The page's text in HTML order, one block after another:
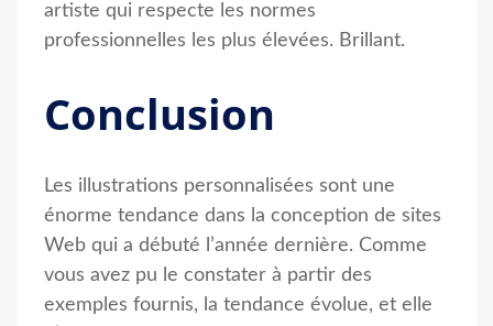
artiste qui respecte les normes
professionnelles les plus élevées. Brillant.
Conclusion
Les illustrations personnalisées sont une
énorme tendance dans la conception de sites
Web qui a débuté l’année dernière. Comme
vous avez pu le constater à partir des
exemples fournis, la tendance évolue, et elle